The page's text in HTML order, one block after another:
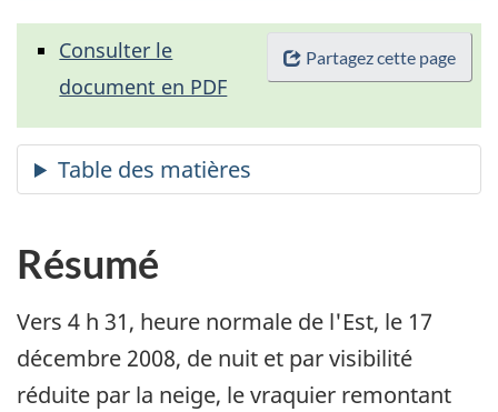
Partagez cette page
Consulter le
document en PDF
Résumé
Vers 4 h 31, heure normale de l'Est, le 17
décembre 2008, de nuit et par visibilité
réduite par la neige, le vraquier remontant